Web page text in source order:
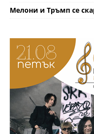
Мелони и Тръмп се